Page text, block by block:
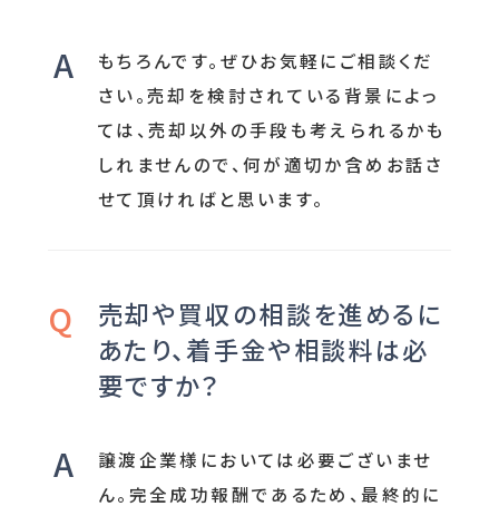
もちろんです。ぜひお気軽にご相談くだ
さい。売却を検討されている背景によっ
ては、売却以外の手段も考えられるかも
しれませんので、何が適切か含めお話さ
せて頂ければと思います。
売却や買収の相談を進めるに
あたり、着手金や相談料は必
要ですか？
譲渡企業様においては必要ございませ
ん。完全成功報酬であるため、最終的に